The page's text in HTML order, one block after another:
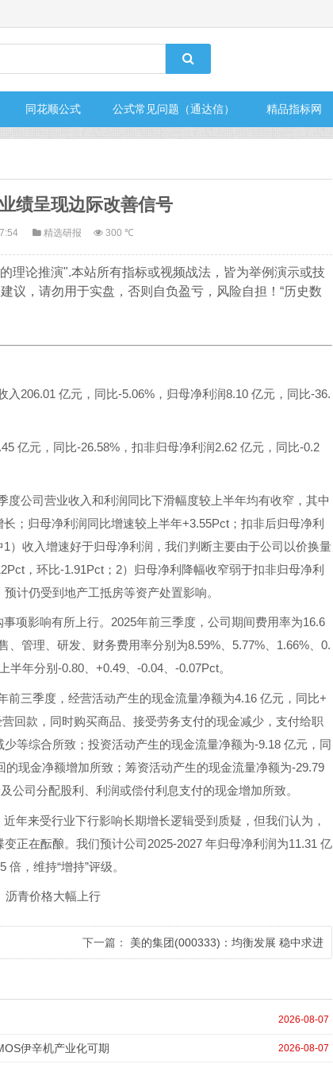
同花顺公式 公式常见问题（通达信） 精品指标网
绩呈现边际改善信号
精选研报 300 ℃
理论推演".本站所有指标或视频战法，皆为举例演示或技
议，请勿用于实盘，否则自负盈亏，风险自担！“历史数
206.01 亿元，同比-5.06%，归母净利润8.10 亿元，同比-36.
亿元，同比-26.58%，扣非归母净利润2.62 亿元，同比-0.2
公司营业收入和利润同比下滑幅度较上半年均有收窄，其中
；归母净利润同比增速较上半年+3.55Pct；扣非后归母净利
）收入增速好于归母净利润，我们判断主要由于公司以价换量
，环比-1.91Pct；2）归母净利降幅收窄弱于扣非归母净利
计仍受到地产工抵房等资产处置影响。
项影响有所上行。2025年前三季度，公司期间费用率为16.6
管理、研发、财务费用率分别为8.59%、5.77%、1.66%、0.
年分别-0.80、+0.49、-0.04、-0.07Pct。
三季度，经营活动产生的现金流量净额为4.16 亿元，同比+
回款，同时购买商品、接受劳务支付的现金减少，支付给职
等综合所致；投资活动产生的现金流量净额为-9.18 亿元，同
现金净额增加所致；筹资活动产生的现金流量净额为-29.79
公司分配股利、利润或偿付利息支付的现金增加所致。
年来受行业下行影响长期增长逻辑受到质疑，但我们认为，
正在酝酿。我们预计公司2025-2027 年归母净利润为11.31 亿
，维持“增持”评级。
青价格大幅上行
下一篇： 美的集团(000333)：均衡发展 稳中求进
2026-08-07
2026-08-07
伊辛机产业化可期